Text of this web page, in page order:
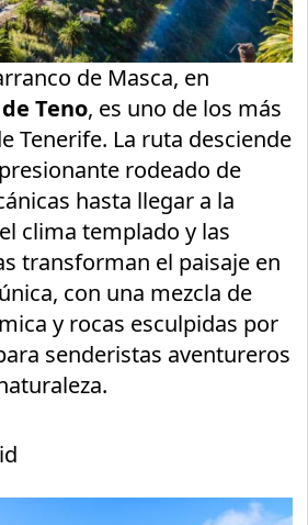
de Masca, en
Teno, es uno de los más
Tenerife. La ruta desciende
rodeado de
hasta llegar a la
clima templado y las
transforman el paisaje en
con una mezcla de
y rocas esculpidas por
senderistas aventureros